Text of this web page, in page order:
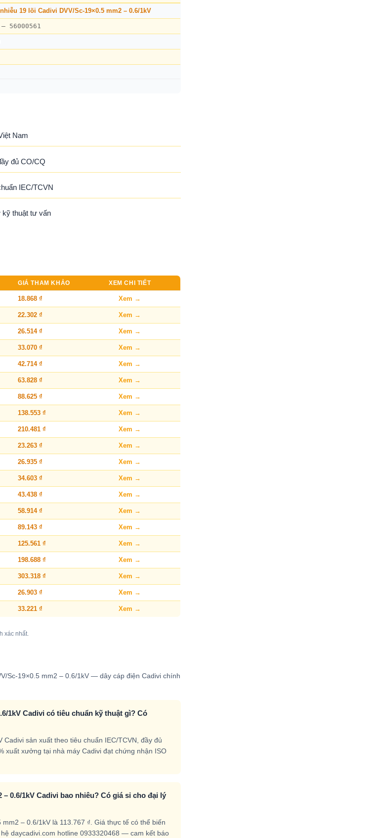
19 lõi Cadivi DVV/Sc-19×0.5 mm2 – 0.6/1kV
56000561
Nam
đủ CO/CQ
IEC/TCVN
kỹ thuật tư vấn
GIÁ THAM KHẢO XEM CHI TIẾT
18.868 ₫ Xem →
22.302 ₫ Xem →
26.514 ₫ Xem →
33.070 ₫ Xem →
42.714 ₫ Xem →
63.828 ₫ Xem →
88.625 ₫ Xem →
138.553 ₫ Xem →
210.481 ₫ Xem →
23.263 ₫ Xem →
26.935 ₫ Xem →
34.603 ₫ Xem →
43.438 ₫ Xem →
58.914 ₫ Xem →
89.143 ₫ Xem →
125.561 ₫ Xem →
198.688 ₫ Xem →
303.318 ₫ Xem →
26.903 ₫ Xem →
33.221 ₫ Xem →
xác nhất.
Sc-19×0.5 mm2 – 0.6/1kV — dây cáp điện Cadivi chính
1kV Cadivi có tiêu chuẩn kỹ thuật gì? Có
sản xuất theo tiêu chuẩn IEC/TCVN, đầy đủ
xuất xưởng tại nhà máy Cadivi đạt chứng nhận ISO
0.6/1kV Cadivi bao nhiêu? Có giá sỉ cho đại lý
– 0.6/1kV là 113.767 ₫. Giá thực tế có thể biến
daycadivi.com hotline 0933320468 — cam kết báo